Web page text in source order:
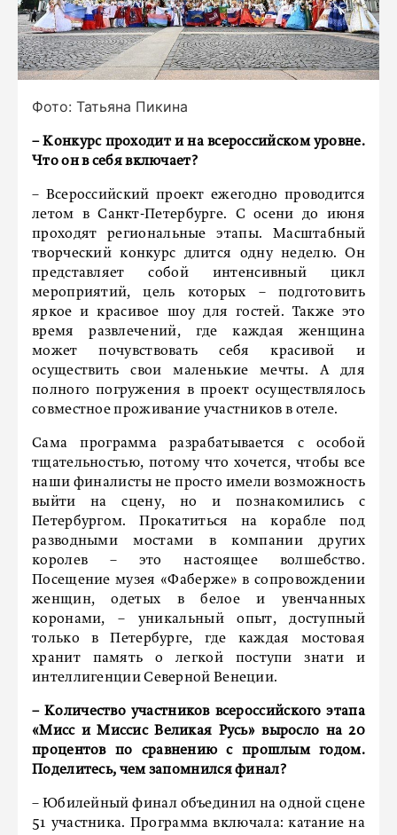
Фото: Татьяна Пикина
– Конкурс проходит и на всероссийском уровне.
Что он в себя включает?
– Всероссийский проект ежегодно проводится
летом в Санкт-Петербурге. С осени до июня
проходят региональные этапы. Масштабный
творческий конкурс длится одну неделю. Он
представляет собой интенсивный цикл
мероприятий, цель которых – подготовить
яркое и красивое шоу для гостей. Также это
время развлечений, где каждая женщина
может почувствовать себя красивой и
осуществить свои маленькие мечты. А для
полного погружения в проект осуществлялось
совместное проживание участников в отеле.
Сама программа разрабатывается с особой
тщательностью, потому что хочется, чтобы все
наши финалисты не просто имели возможность
выйти на сцену, но и познакомились с
Петербургом. Прокатиться на корабле под
разводными мостами в компании других
королев – это настоящее волшебство.
Посещение музея «Фаберже» в сопровождении
женщин, одетых в белое и увенчанных
коронами, – уникальный опыт, доступный
только в Петербурге, где каждая мостовая
хранит память о легкой поступи знати и
интеллигенции Северной Венеции.
– Количество участников всероссийского этапа
«Мисс и Миссис Великая Русь» выросло на 20
процентов по сравнению с прошлым годом.
Поделитесь, чем запомнился финал?
– Юбилейный финал объединил на одной сцене
51 участника. Программа включала: катание на